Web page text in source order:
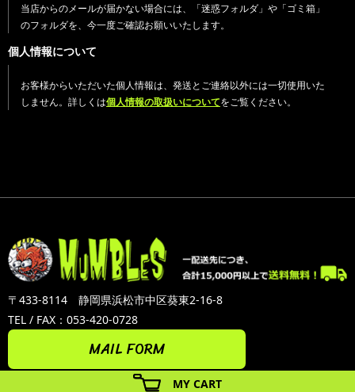
MY CART
当店からのメールが届かない場合には、「迷惑フォルダ」や「ゴミ箱」
のフォルダを、今一度ご確認お願いいたします。
個人情報について
お客様からいただいた個人情報は、発送とご連絡以外には一切使用いた
しません。詳しくは個人情報の取扱いについてをご覧ください。
〒433-8114 静岡県浜松市中区葵東2-16-8
TEL / FAX：053-420-0728
MAIL FORM